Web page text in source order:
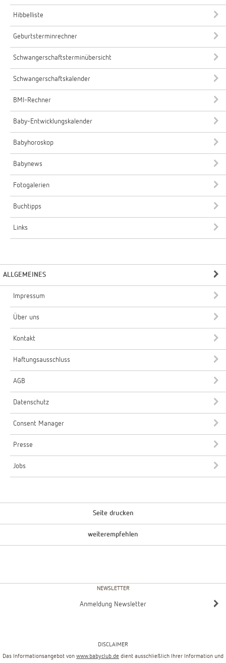
Hibbelliste
Geburtsterminrechner
Schwangerschaftsterminübersicht
Schwangerschaftskalender
BMI-Rechner
Baby-Entwicklungskalender
Babyhoroskop
Babynews
Fotogalerien
Buchtipps
Links
ALLGEMEINES
Impressum
Über uns
Kontakt
Haftungsausschluss
AGB
Datenschutz
Consent Manager
Presse
Jobs
Seite drucken
weiterempfehlen
NEWSLETTER
Anmeldung Newsletter
DISCLAIMER
Das Informationsangebot von www.babyclub.de dient ausschließlich Ihrer Information und